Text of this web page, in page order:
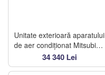
Unitate exterioară aparatului
de aer condiționat Mitsubishi
Electric MXZ-2HA40VF
34 340 Lei